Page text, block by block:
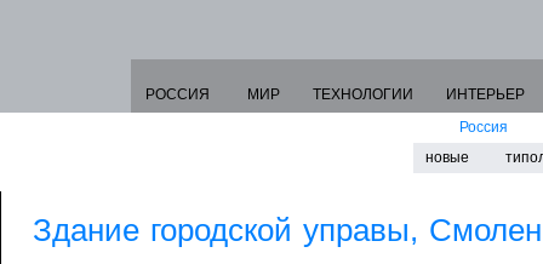
РОССИЯ МИР ТЕХНОЛОГИИ
ИНТЕРЬЕР
Россия
новые
Здание городской управы,